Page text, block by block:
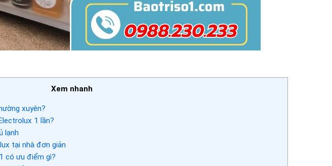
Xem nhanh
xuyên?
1 lần?
lạnh
tại nhà đơn giản
có ưu điểm gì?